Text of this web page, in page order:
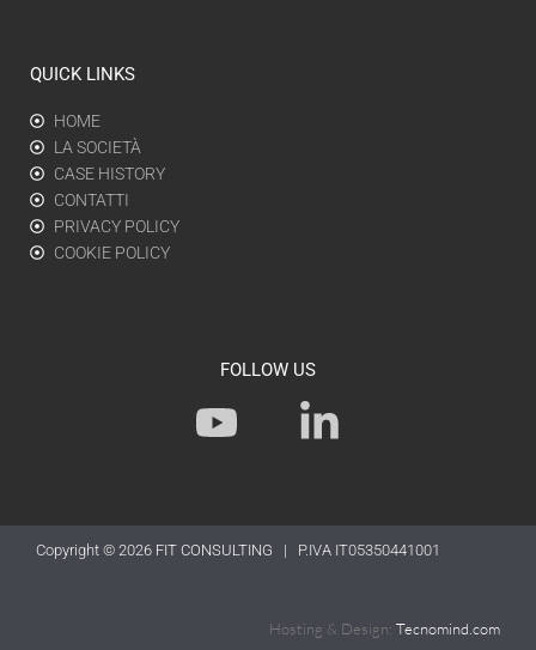
QUICK LINKS
HOME
LA SOCIETÀ
CASE HISTORY
CONTATTI
PRIVACY POLICY
COOKIE POLICY
FOLLOW US
Y
o
t
u
L
i
k
e
d
Copyright © 2026 FIT CONSULTING | P.IVA IT05350441001
Hosting & Design: Tecnomind.com